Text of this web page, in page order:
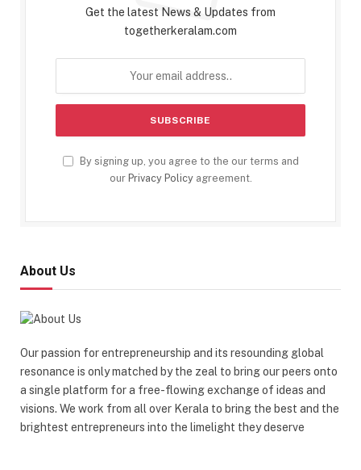
Get the latest News & Updates from
togetherkeralam.com
By signing up, you agree to the our terms and
our Privacy Policyagreement.
About Us
Our passion for entrepreneurship and its resounding global
resonance is only matched by the zeal to bring our peers onto
a single platform for a free-flowing exchange of ideas and
visions. We work from all over Kerala to bring the best and the
brightest entrepreneurs into the limelight they deserve